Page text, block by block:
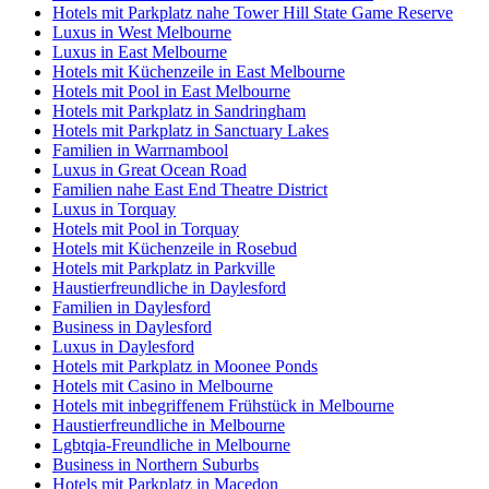
Hotels mit Parkplatz nahe Tower Hill State Game Reserve
Luxus in West Melbourne
Luxus in East Melbourne
Hotels mit Küchenzeile in East Melbourne
Hotels mit Pool in East Melbourne
Hotels mit Parkplatz in Sandringham
Hotels mit Parkplatz in Sanctuary Lakes
Familien in Warrnambool
Luxus in Great Ocean Road
Familien nahe East End Theatre District
Luxus in Torquay
Hotels mit Pool in Torquay
Hotels mit Küchenzeile in Rosebud
Hotels mit Parkplatz in Parkville
Haustierfreundliche in Daylesford
Familien in Daylesford
Business in Daylesford
Luxus in Daylesford
Hotels mit Parkplatz in Moonee Ponds
Hotels mit Casino in Melbourne
Hotels mit inbegriffenem Frühstück in Melbourne
Haustierfreundliche in Melbourne
Lgbtqia-Freundliche in Melbourne
Business in Northern Suburbs
Hotels mit Parkplatz in Macedon